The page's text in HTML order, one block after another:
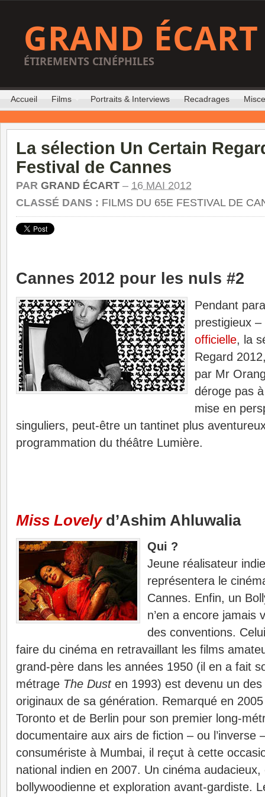
GRAND ÉCART
ÉTIREMENTS CINÉPHILES
Accueil Films Portraits & Interviews Recadrages
La sélection Un Certain
Festival de Cannes
PAR GRAND ÉCART – 16 MAI 2012
CLASSÉ DANS : FILMS DU 65E FESTIVAL DE
Cannes 2012 pour les nuls #2
Pendant
prestigieux
officielle, la
Regard
par Mr
déroge pas
mise en
singuliers, peut-être un tantinet plus
programmation du théâtre Lumière.
Miss Lovelyd’Ashim Ahluwalia
Qui ?
Jeune réalisateur
représentera le
Cannes. Enfin, un
n’en a encore jamais
des conventions.
faire du cinéma en retravaillant les films
grand-père dans les années 1950 (il en a fait
métrage The Dusten 1993) est devenu un des
originaux de sa génération. Remarqué en
Toronto et de Berlin pour son premier long-
documentaire aux airs de fiction – ou l’inverse
consumériste à Mumbai, il reçut à cette
national indien en 2007. Un cinéma
bollywoodienne et exploration avant-gardiste.